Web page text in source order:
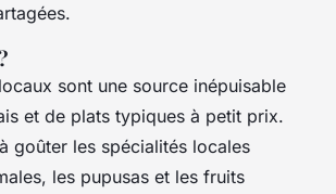
locaux sont une source inépuisable
et de plats typiques à petit prix.
goûter les spécialités locales
les pupusas et les fruits